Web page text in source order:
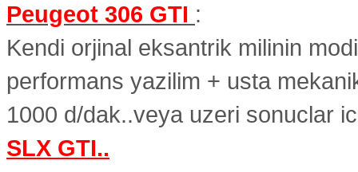
Peugeot 306 GTI :
Kendi orjinal eksantrik milinin
performans yazilim + usta
1000 d/dak..veya uzeri sonuclar
SLX GTI..